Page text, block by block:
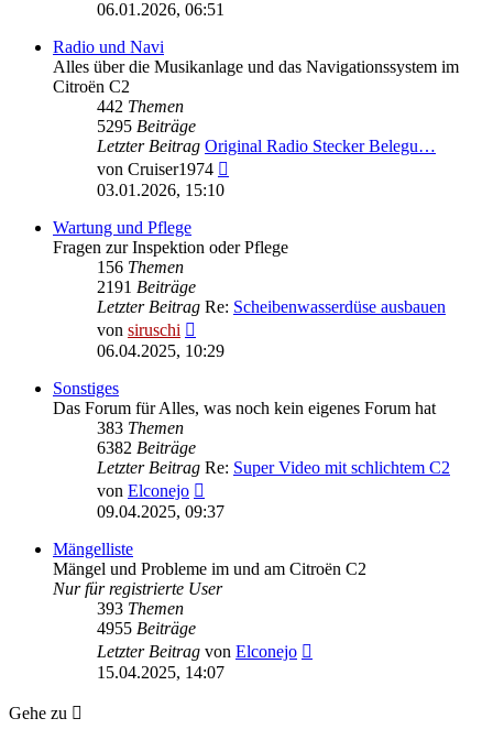
06.01.2026, 06:51
Radio und Navi
Alles über die Musikanlage und das Navigationssystem im
Citroën C2
442 Themen
5295 Beiträge
Letzter Beitrag Original Radio Stecker Belegu…
von Cruiser1974
03.01.2026, 15:10
Wartung und Pflege
Fragen zur Inspektion oder Pflege
156 Themen
2191 Beiträge
Letzter Beitrag Re: Scheibenwasserdüse ausbauen
von siruschi
Beitrag
06.04.2025, 10:29
Sonstiges
Das Forum für Alles, was noch kein eigenes Forum hat
383 Themen
6382 Beiträge
Letzter Beitrag Re: Super Video mit schlichtem C2
von Elconejo
Beitrag
09.04.2025, 09:37
Mängelliste
Mängel und Probleme im und am Citroën C2
Nur für registrierte User
393 Themen
4955 Beiträge
Letzter Beitrag von Elconejo
15.04.2025, 14:07
Gehe zu